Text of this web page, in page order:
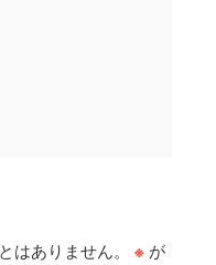
はありません。 ※ が